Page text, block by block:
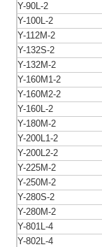
Y-90L-2
Y-100L-2
Y-112M-2
Y-132S-2
Y-132M-2
Y-160M1-2
Y-160M2-2
Y-160L-2
Y-180M-2
Y-200L1-2
Y-200L2-2
Y-225M-2
Y-250M-2
Y-280S-2
Y-280M-2
Y-801L-4
Y-802L-4